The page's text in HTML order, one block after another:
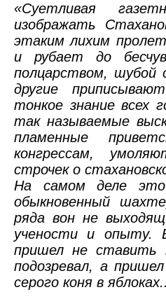
«Суетливая
изображать
этаким лихим
и рубает до
полцарством, шубой
другие
тонкое знание всех
так называемые
пламенные
конгрессам,
строчек о
На самом деле
обыкновенный
ряда вон не
учености и опыту.
пришел не ставить
подозревал, а
серого коня в